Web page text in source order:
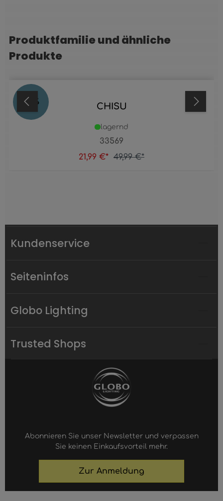
Produktgalerie überspringen
Produktfamilie und ähnliche
Produkte
56 % CHISU
33569
lagernd
21,99 €* 49,99 €*
Kundenservice
Seiteninfos
Globo Lighting
Trusted Shops
Abonnieren Sie unser Newsletter und verpassen
Sie keinen Einkaufsvorteil mehr.
Zur Anmeldung